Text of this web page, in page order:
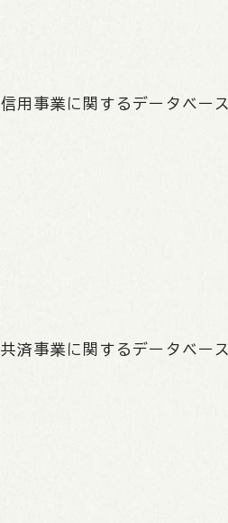
信用事業に関するデータベース
共済事業に関するデータベース